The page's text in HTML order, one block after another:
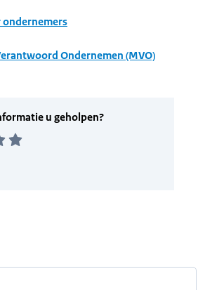
ondernemers
Ondernemen (MVO)